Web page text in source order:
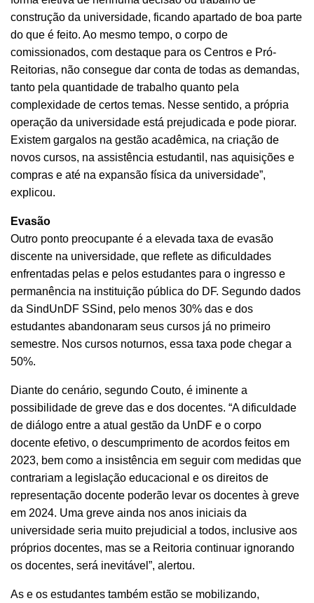
construção da universidade, ficando apartado de boa parte
do que é feito. Ao mesmo tempo, o corpo de
comissionados, com destaque para os Centros e Pró-
Reitorias, não consegue dar conta de todas as demandas,
tanto pela quantidade de trabalho quanto pela
complexidade de certos temas. Nesse sentido, a própria
operação da universidade está prejudicada e pode piorar.
Existem gargalos na gestão acadêmica, na criação de
novos cursos, na assistência estudantil, nas aquisições e
compras e até na expansão física da universidade”,
explicou.
Evasão
Outro ponto preocupante é a elevada taxa de evasão
discente na universidade, que reflete as dificuldades
enfrentadas pelas e pelos estudantes para o ingresso e
permanência na instituição pública do DF. Segundo dados
da SindUnDF SSind, pelo menos 30% das e dos
estudantes abandonaram seus cursos já no primeiro
semestre. Nos cursos noturnos, essa taxa pode chegar a
50%.
Diante do cenário, segundo Couto, é iminente a
possibilidade de greve das e dos docentes. “A dificuldade
de diálogo entre a atual gestão da UnDF e o corpo
docente efetivo, o descumprimento de acordos feitos em
2023, bem como a insistência em seguir com medidas que
contrariam a legislação educacional e os direitos de
representação docente poderão levar os docentes à greve
em 2024. Uma greve ainda nos anos iniciais da
universidade seria muito prejudicial a todos, inclusive aos
próprios docentes, mas se a Reitoria continuar ignorando
os docentes, será inevitável”, alertou.
As e os estudantes também estão se mobilizando,